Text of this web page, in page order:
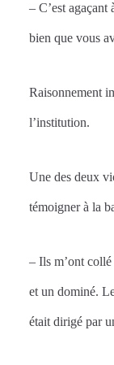
– C’est agaçant
bien que vous
Raisonnement
l’institution.
Une des deux
témoigner à la
– Ils m’ont
et un dominé.
était dirigé par